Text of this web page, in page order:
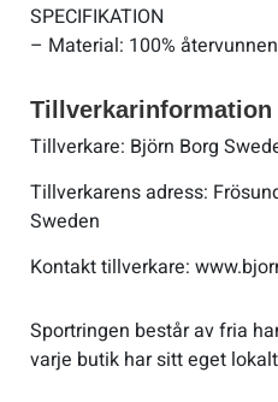
SPECIFIKATION
– Material: 100%
Tillverkarinformation
Tillverkare: Björn Borg
Tillverkarens adress:
Sweden
Kontakt tillverkare:
Sportringen består av fria
varje butik har sitt eget